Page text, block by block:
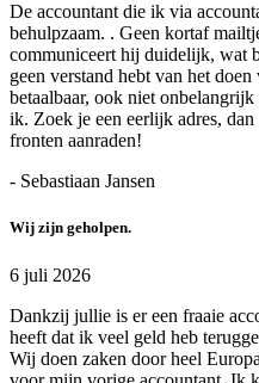
De accountant die ik via
behulpzaam. . Geen kortaf
communiceert hij duidelijk, wat
geen verstand hebt van het
betaalbaar, ook niet
ik. Zoek je een eerlijk adres,
fronten aanraden!
- Sebastiaan Jansen
Wij zijn geholpen.
6 juli 2026
Dankzij jullie is er een fraaie
heeft dat ik veel geld heb
Wij doen zaken door heel